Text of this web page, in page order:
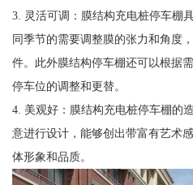
3. 灵活可调：膜结构充电桩停车棚
同季节的需要调整膜的张力和角度
件。此外膜结构停车棚还可以根据
停车位的调整和更替。
4. 美观好：膜结构充电桩停车棚的
意进行设计，能够创出带富有艺术
体形象和品质。